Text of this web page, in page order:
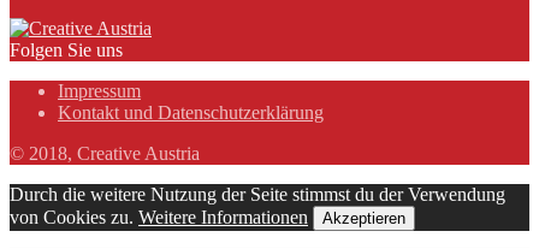
Folgen Sie uns
Impressum
Kontakt und Datenschutzerklärung
© 2018, Creative Austria
Durch die weitere Nutzung der Seite stimmst du der Verwendung
von Cookies zu. Weitere Informationen Akzeptieren